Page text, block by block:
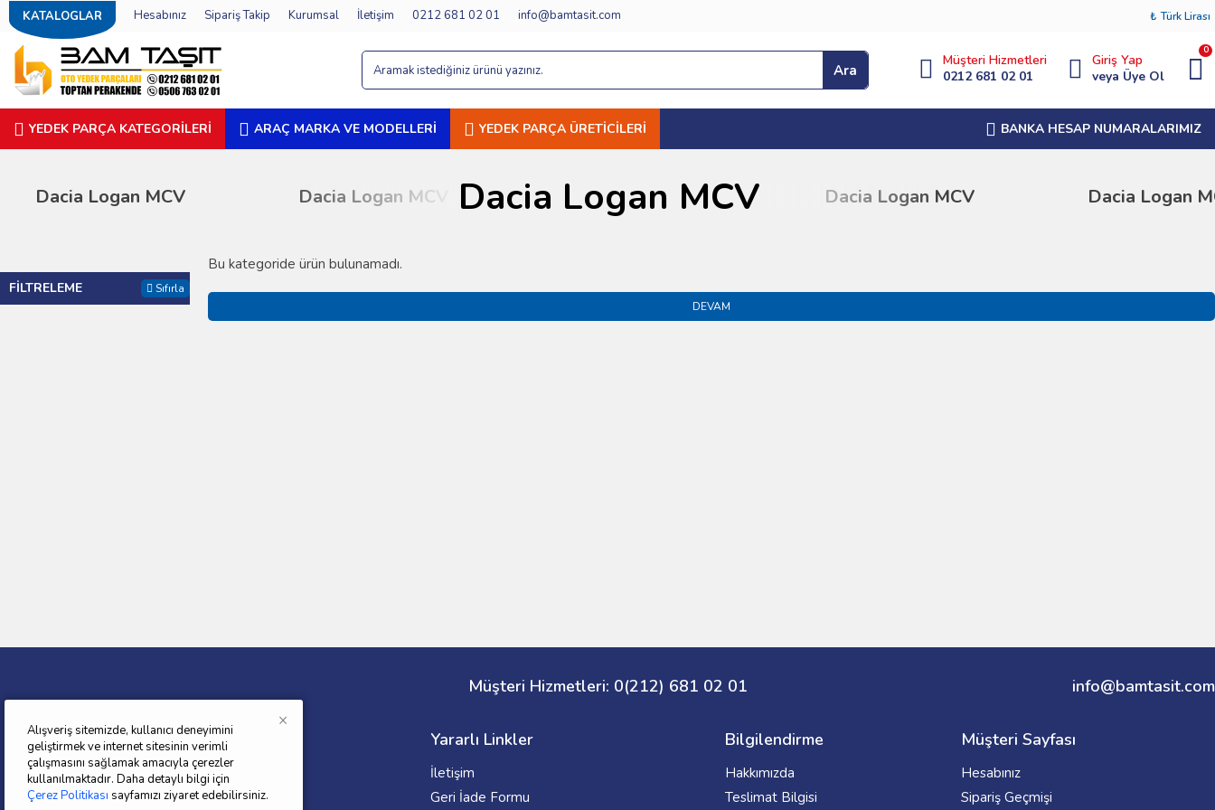
KATALOGLAR Hesabınız Sipariş Takip Kurumsal İletişim 0212 681 02 01 info@bamtasit.com ₺ Türk Lirası
Ara
Müşteri Hizmetleri
0212 681 02 01
Giriş Yap
veya Üye Ol
0
YEDEK PARÇA KATEGORILERI ARAÇ MARKA VE MODELLERI YEDEK PARÇA ÜRETICILERI BANKA HESAP NUMARALARIMIZ
Dacia Logan MCV Dacia Logan MCV Dacia Logan MCV Dacia Logan MCV Dacia Logan
Dacia Logan MCV
FILTRELEME Sıfırla
Bu kategoride ürün bulunamadı.
DEVAM
Müşteri Hizmetleri: 0(212) 681 02 01 info@bamtasit.com
BAM TAŞIT OTO YEDEK PARÇALARI
Bam Taşıt ; Sektörde öncü atılımlar yaparak
mevcut standartları daha da geliştirmek için,
Yararlı Linkler
İletişim
Geri İade Formu
Bilgilendirme
Hakkımızda
Teslimat Bilgisi
Müşteri Sayfası
Hesabınız
Sipariş Geçmişi
Alışveriş sitemizde, kullanıcı deneyimini
geliştirmek ve internet sitesinin verimli
çalışmasını sağlamak amacıyla çerezler
kullanılmaktadır. Daha detaylı bilgi için
Çerez Politikası sayfamızı ziyaret edebilirsiniz.
×